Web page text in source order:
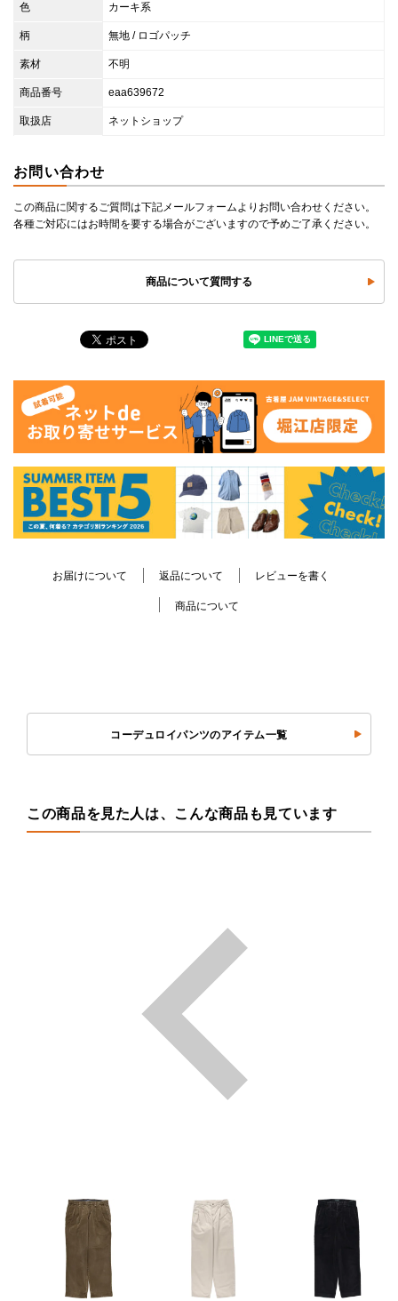
色 カーキ系
柄 無地 / ロゴパッチ
素材 不明
商品番号 eaa639672
取扱店 ネットショップ
お問い合わせ
この商品に関するご質問は下記メールフォームよりお問い合わせください。
各種ご対応にはお時間を要する場合がございますので予めご了承ください。
商品について質問する
お届けについて 返品について レビューを書く
商品について
コーデュロイパンツのアイテム一覧
この商品を見た人は、こんな商品も見ています